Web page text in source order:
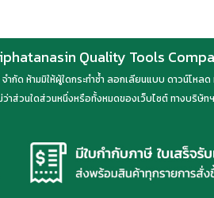
Quality Tools
ามมิให้ผู้ใดกระทำซ้ำ ลอกเลียนแบบ ดาวน์โหลด
ส่วนใดส่วนหนึ่งหรือทั้งหมดของเว็บไซต์ ทางบริษัท